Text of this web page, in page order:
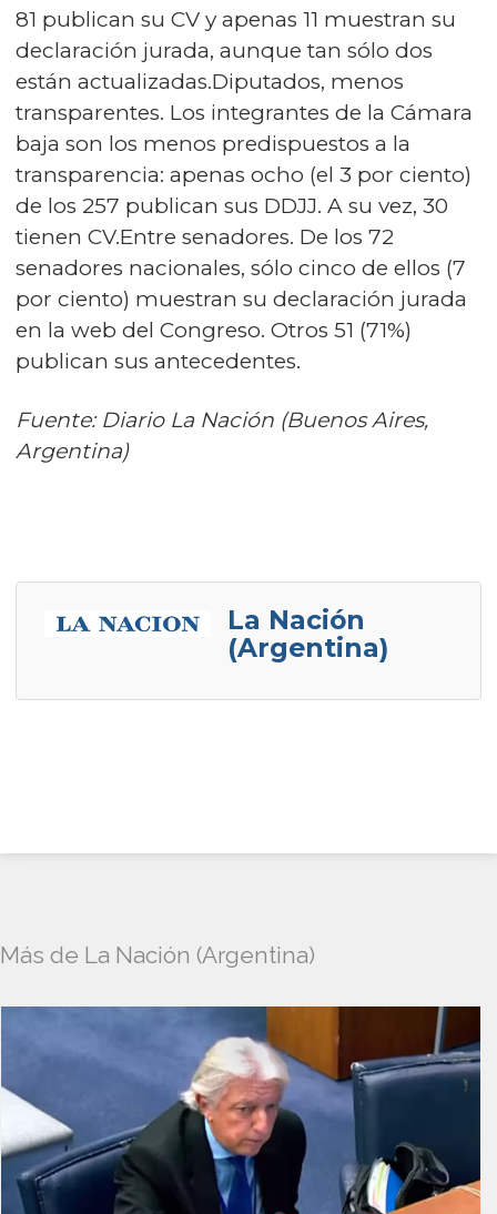
81 publican su CV y apenas 11 muestran su
declaración jurada, aunque tan sólo dos
están actualizadas.Diputados, menos
transparentes. Los integrantes de la Cámara
baja son los menos predispuestos a la
transparencia: apenas ocho (el 3 por ciento)
de los 257 publican sus DDJJ. A su vez, 30
tienen CV.Entre senadores. De los 72
senadores nacionales, sólo cinco de ellos (7
por ciento) muestran su declaración jurada
en la web del Congreso. Otros 51 (71%)
publican sus antecedentes.
Fuente: Diario La Nación (Buenos Aires,
Argentina)
La Nación
(Argentina)
Más de La Nación (Argentina)